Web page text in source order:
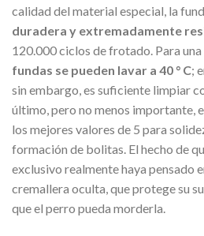
calidad del material especial, la
duradera y extremadamente
120.000 ciclos de frotado. Para
fundas se pueden lavar a 40 ° C;
sin embargo, es suficiente limpiar
último, pero no menos importante,
los mejores valores de 5 para
formación de bolitas. El hecho de
exclusivo realmente haya pensado
cremallera oculta, que protege su
que el perro pueda morderla.